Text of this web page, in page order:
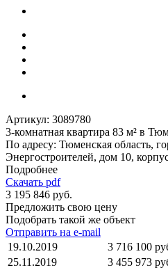
Артикул: 3089780
3-комнатная квартира 83 м² в
По адресу: Тюменская область,
Энергостроителей, дом 10,
Подробнее
Скачать pdf
3 195 846 руб.
Предложить свою цену
Подобрать такой же объект
Отправить на e-mail
19.10.2019
3 716 100
25.11.2019
3 455 973